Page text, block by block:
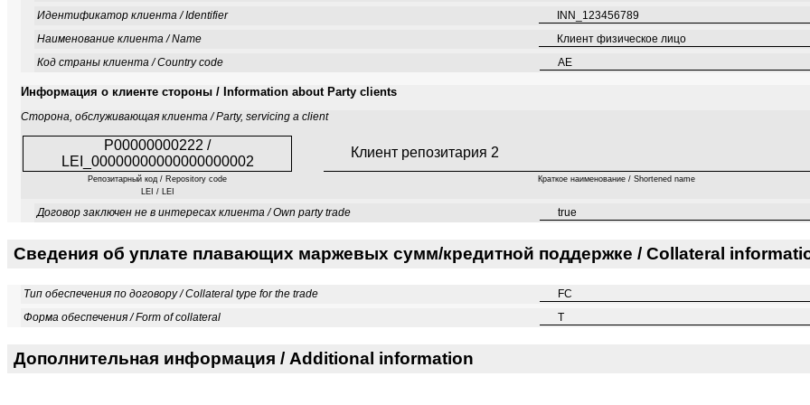
Идентификатор клиента / Identifier
INN_123456789
Наименование клиента / Name
Клиент физическое лицо
Код страны клиента / Country code
AE
Информация о клиенте стороны / Information about Party clients
Сторона, обслуживающая клиента / Party, servicing a client
P00000000222 /
LEI_00000000000000000002
Клиент репозитария 2
Репозитарный код / Repository code
Краткое наименование / Shortened name
LEI / LEI
Договор заключен не в интересах клиента / Own party trade true
Сведения об уплате плавающих маржевых сумм/кредитной поддержке / Collateral
Тип обеспечения по договору / Collateral type for the trade
FC
Форма обеспечения / Form of collateral
T
Дополнительная информация / Additional information